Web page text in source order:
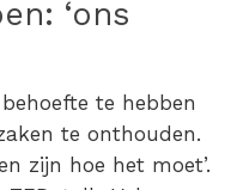
‘ons
te hebben
te onthouden.
zijn hoe het moet’.